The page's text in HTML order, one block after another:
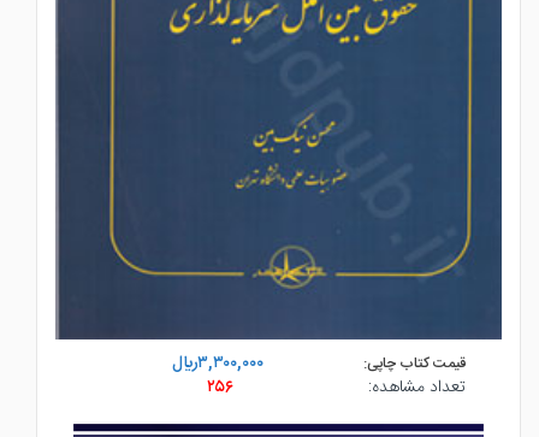
قیمت کتاب چاپی:
۳,۳۰۰,۰۰۰ريال
تعداد مشاهده:
۲۵۶